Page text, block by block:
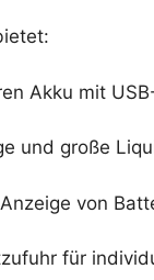
Akku mit
und große
von
für